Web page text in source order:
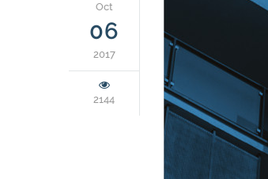
Oct
06
2017
2144